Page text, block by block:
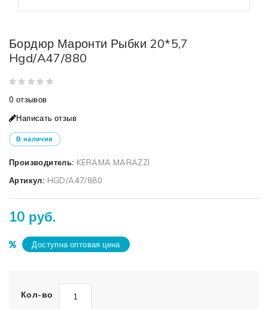
Бордюр Маронти Рыбки 20*5,7
Hgd/A47/880
0 отзывов
Написать отзыв
В наличии
Производитель: KERAMA MARAZZI
Артикул: HGD/A47/880
10 руб.
Доступна оптовая цена
Кол-во